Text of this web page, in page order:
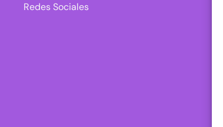
Redes Sociales